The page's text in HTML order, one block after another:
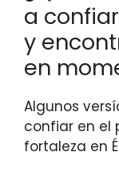
a
y
en
Algunos
confiar en el
fortaleza en